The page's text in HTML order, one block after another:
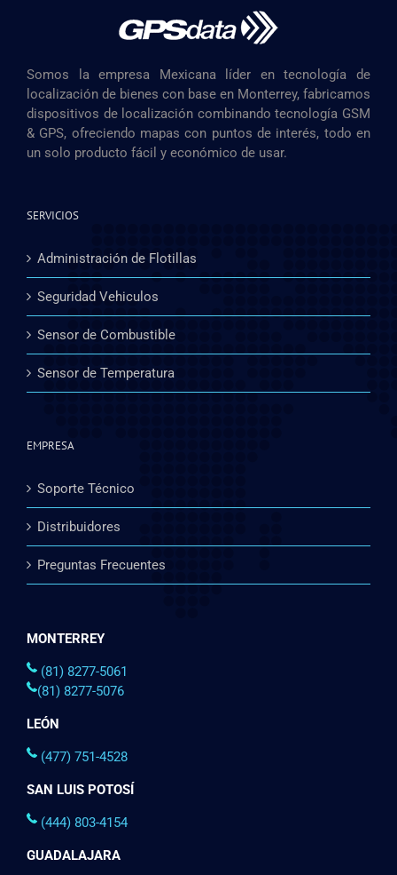
Somos la empresa Mexicana líder en tecnología de
localización de bienes con base en Monterrey, fabricamos
dispositivos de localización combinando tecnología GSM
& GPS, ofreciendo mapas con puntos de interés, todo en
un solo producto fácil y económico de usar.
SERVICIOS
Administración de Flotillas
Seguridad Vehiculos
Sensor de Combustible
Sensor de Temperatura
EMPRESA
Soporte Técnico
Distribuidores
Preguntas Frecuentes
MONTERREY
(81) 8277-5061
(81) 8277-5076
LEÓN
(477) 751-4528
SAN LUIS POTOSÍ
(444) 803-4154
GUADALAJARA